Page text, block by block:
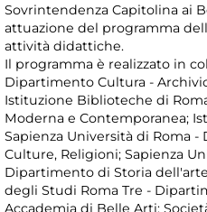
Sovrintendenza Capitolina ai
attuazione del programma
attività didattiche.
Il programma è realizzato in
Dipartimento Cultura -
Istituzione Biblioteche di
Moderna e Contemporanea;
Sapienza Università di Roma
Culture, Religioni; Sapienza
Dipartimento di Storia
degli Studi Roma Tre -
Accademia di Belle Arti;